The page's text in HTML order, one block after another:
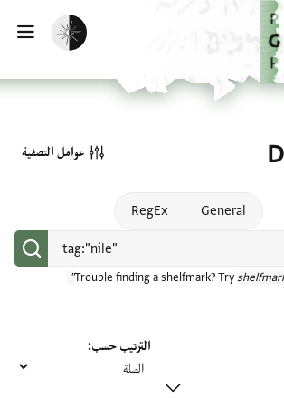
تفعيل الوضع المظلم
Open search mode
General
RegEx
Trouble finding a shelfmark? Try
عوامل التصفية
الترتيب حسب